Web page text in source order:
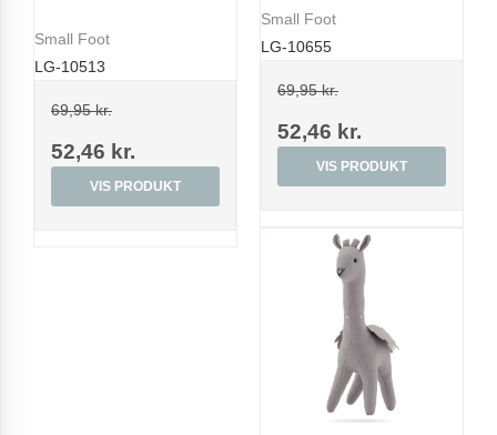
Small Foot
LG-10513
69,95 kr.
52,46 kr.
VIS PRODUKT
Small Foot
LG-10655
69,95 kr.
52,46 kr.
VIS PRODUKT